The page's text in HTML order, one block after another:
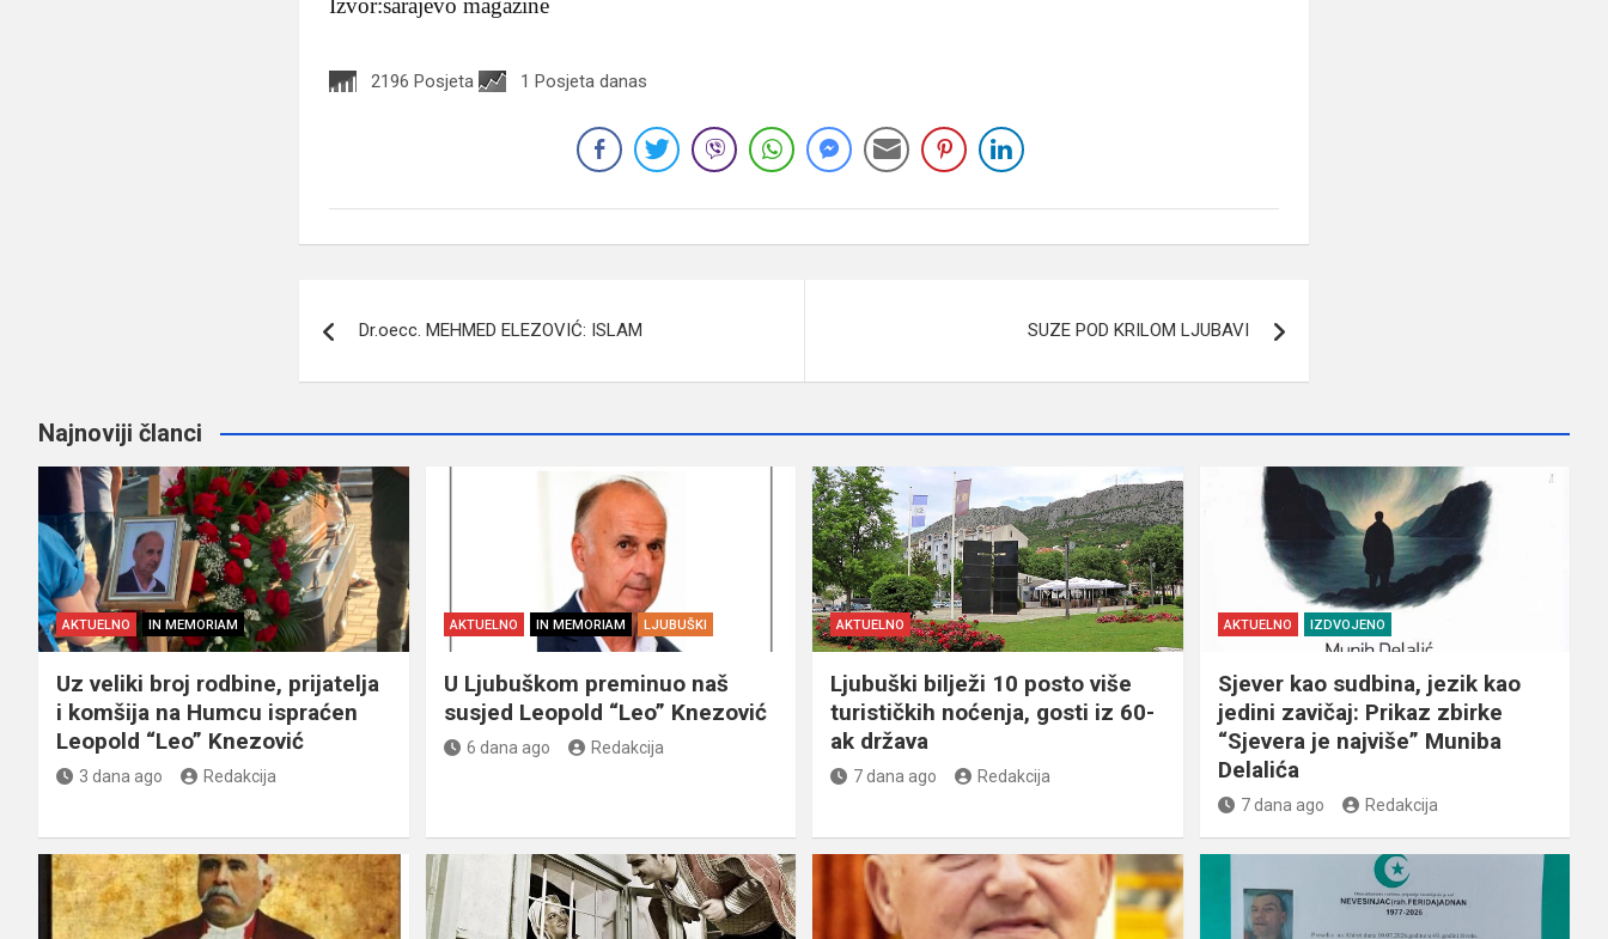
Izvor:sarajevo magazine
2196 Posjeta 1 Posjeta danas
članaka
Dr.oecc. MEHMED ELEZOVIĆ: ISLAM SUZE POD KRILOM LJUBAVI
Najnoviji članci
AKTUELNO IN MEMORIAM
Uz veliki broj rodbine, prijatelja
i komšija na Humcu ispraćen
Leopold “Leo” Knezović
3 dana ago Redakcija
AKTUELNO IN MEMORIAM LJUBUŠKI
U Ljubuškom preminuo naš
susjed Leopold “Leo” Knezović
6 dana ago Redakcija
AKTUELNO
Ljubuški bilježi 10 posto više
turističkih noćenja, gosti iz 60-
ak država
7 dana ago Redakcija
AKTUELNO IZDVOJENO
Sjever kao sudbina, jezik kao
jedini zavičaj: Prikaz zbirke
“Sjevera je najviše” Muniba
Delalića
7 dana ago Redakcija